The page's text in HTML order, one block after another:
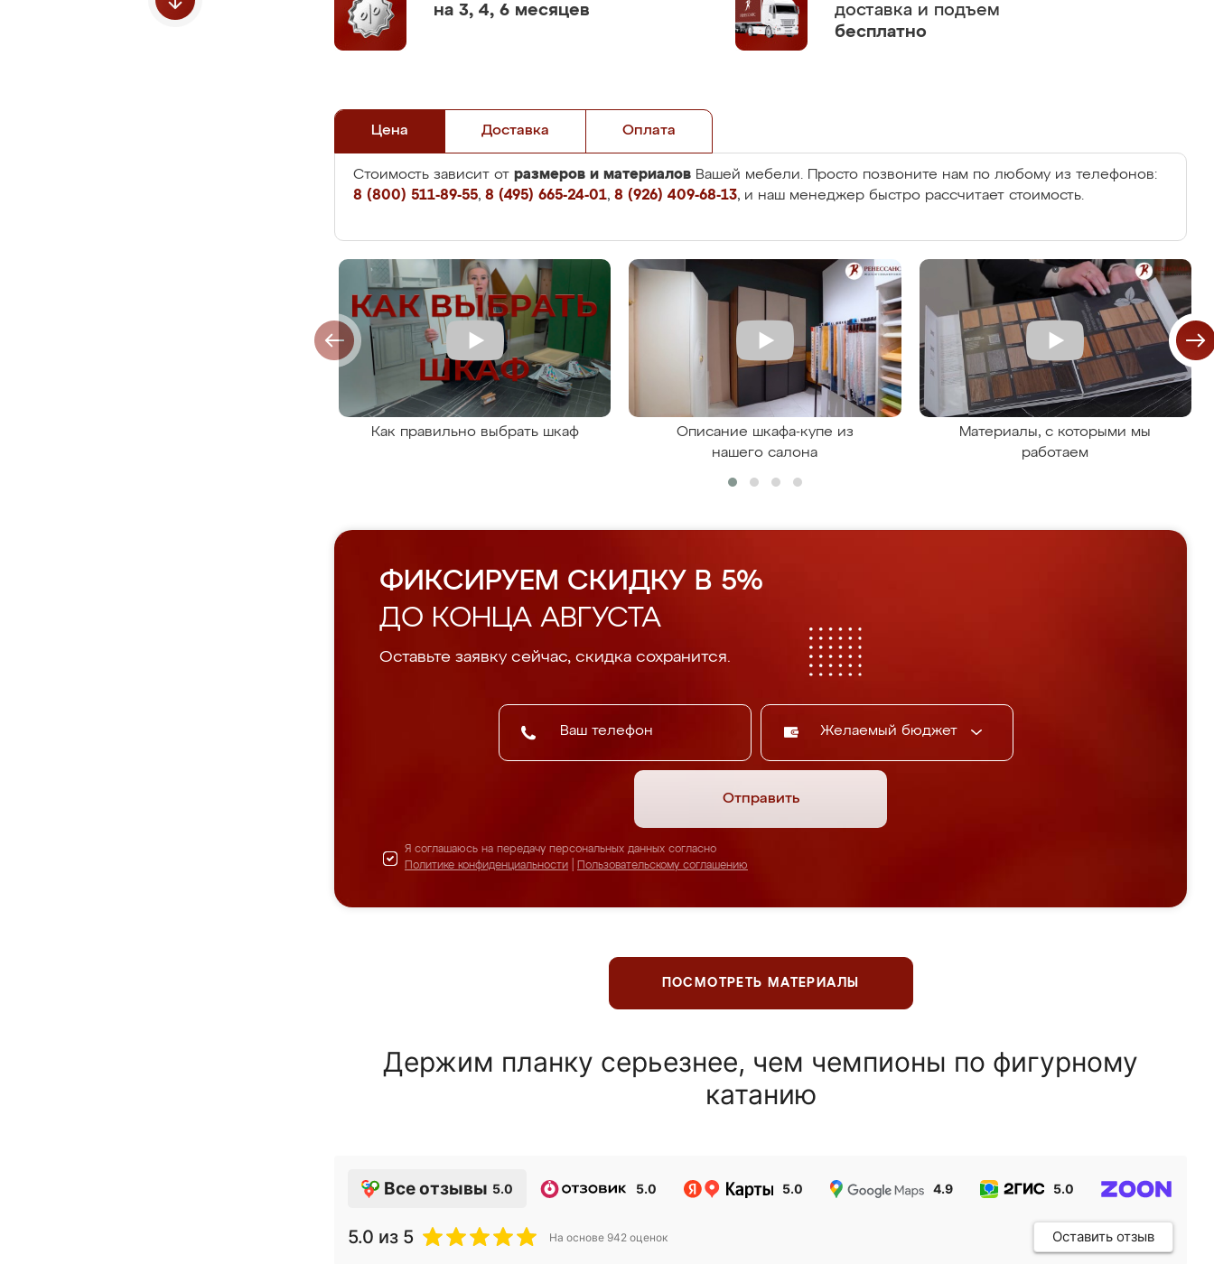
на 3, 4, 6 месяцев
доставка и подъем
бесплатно
Цена Доставка Оплата
Стоимость зависит от размеров и материалов Вашей мебели. Просто позвоните нам по любому из телефонов:
8 (800) 511-89-55, 8 (495) 665-24-01, 8 (926) 409-68-13, и наш менеджер быстро рассчитает стоимость.
Как правильно выбрать шкаф
Описание шкафа-купе из
нашего салона
Материалы, с которыми мы
работаем
ФИКСИРУЕМ СКИДКУ В 5%
ДО КОНЦА АВГУСТА
Оставьте заявку сейчас, скидка сохранится.
Желаемый бюджет
Отправить
Я соглашаюсь на передачу персональных данных согласно
Политике конфиденциальности
Пользовательскому соглашению
ПОСМОТРЕТЬ МАТЕРИАЛЫ
Держим планку серьезнее, чем чемпионы по фигурному
катанию
Все отзывы 5.0 5.0 5.0 4.9 5.0
5.0 из 5 На основе 942 оценок Оставить отзыв